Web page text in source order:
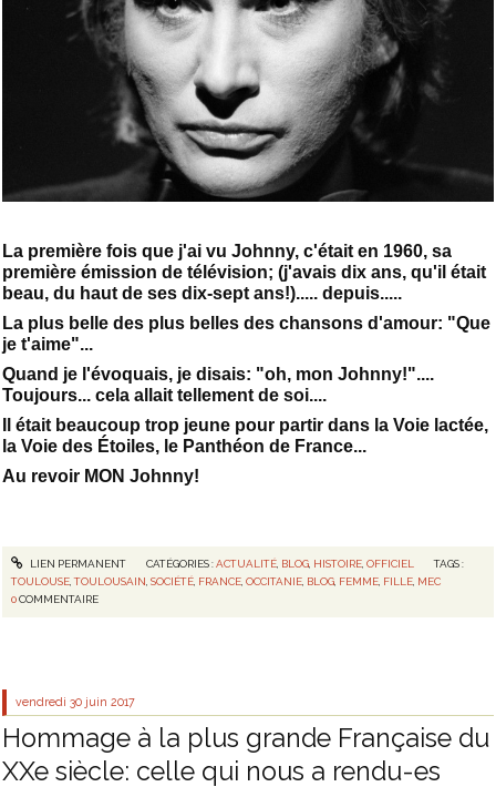
La première fois que j'ai vu Johnny, c'était en 1960, sa
première émission de télévision; (j'avais dix ans, qu'il était
beau, du haut de ses dix-sept ans!)..... depuis.....
La plus belle des plus belles des chansons d'amour: "Que
je t'aime"...
Quand je l'évoquais, je disais: "oh, mon Johnny!"....
Toujours... cela allait tellement de soi....
Il était beaucoup trop jeune pour partir dans la Voie lactée,
la Voie des Étoiles, le Panthéon de France...
Au revoir MON Johnny!
LIEN PERMANENT CATÉGORIES :ACTUALITÉ, BLOG, HISTOIRE, OFFICIEL
TAGS :
TOULOUSE ,TOULOUSAIN ,SOCIÉTÉ FRANCE ,OCCITANIE BLOG FEMME FILLE MEC
0COMMENTAIRE
vendredi 30 juin 2017
Hommage à la plus grande Française du
XXe siècle: celle qui nous a rendu-es